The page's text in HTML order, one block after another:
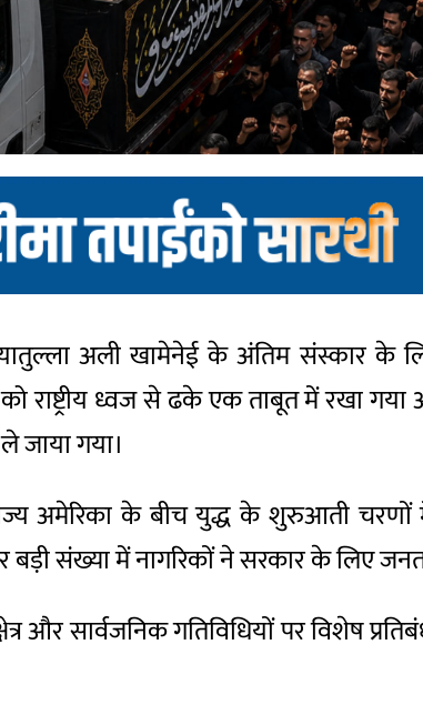
अयातुल्ला अली खामेनेई के अंतिम संस्कार
राष्ट्रीय ध्वज से ढके एक ताबूत में रखा
जाया गया।
अमेरिका के बीच युद्ध के शुरुआती चरणों
संख्या में नागरिकों ने सरकार के लिए
और सार्वजनिक गतिविधियों पर विशेष